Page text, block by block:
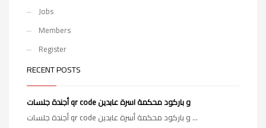
Jobs
Members
Register
RECENT POSTS
أجندة جلسات qr code و باركود محكمة اسرة عابدين
أجندة جلسات qr code و باركود محكمة أسرة عابدين ...